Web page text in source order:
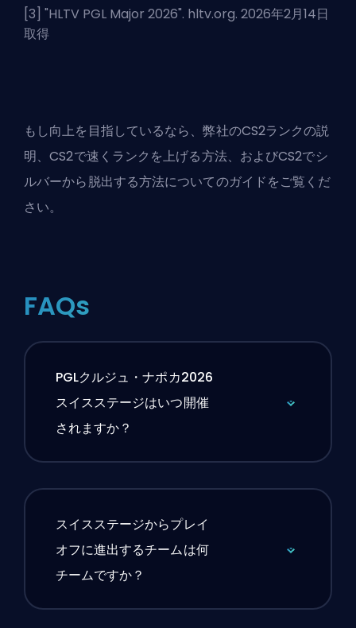
[3] "HLTV PGL Major 2026". hltv.org. 2026年2月14日
取得
もし向上を目指しているなら、弊社のCS2ランクの説
明、CS2で速くランクを上げる方法、およびCS2でシ
ルバーから脱出する方法についてのガイドをご覧くだ
さい。
FAQs
PGLクルジュ・ナポカ2026
スイスステージはいつ開催
されますか？
スイスステージからプレイ
オフに進出するチームは何
チームですか？